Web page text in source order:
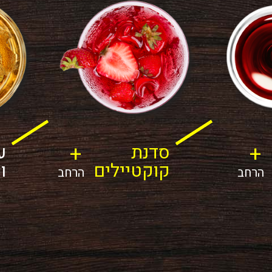
+
הרחב
סדנת
קוקטיילים
+
הרחב